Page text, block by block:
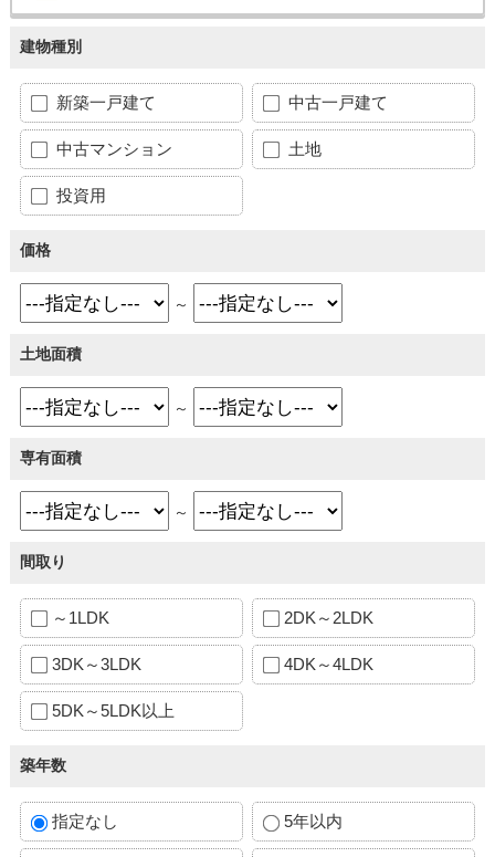
建物種別
新築一戸建て 中古一戸建て
中古マンション 土地
投資用
価格
～
土地面積
～
専有面積
～
間取り
～1LDK 2DK～2LDK
3DK～3LDK 4DK～4LDK
5DK～5LDK以上
築年数
指定なし 5年以内